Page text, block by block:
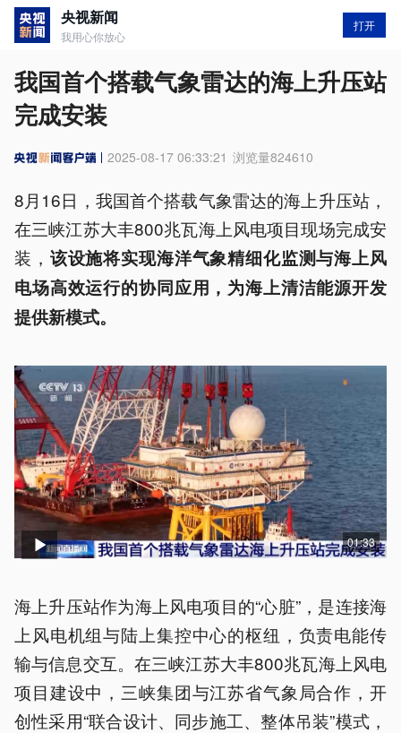
央视新闻
我用心你放心
打开
我国首个搭载气象雷达的海上升压站
完成安装
2025-08-17 06:33:21 浏览量824610
8月16日，我国首个搭载气象雷达的海上升压站，
在三峡江苏大丰800兆瓦海上风电项目现场完成安
装， 该设施将实现海洋气象精细化监测与海上风
电场高效运行的协同应用，为海上清洁能源开发
提供新模式。
01:33
海上升压站作为海上风电项目的“心脏”，是连接海
上风电机组与陆上集控中心的枢纽，负责电能传
输与信息交互。在三峡江苏大丰800兆瓦海上风电
项目建设中，三峡集团与江苏省气象局合作，开
创性采用“联合设计、同步施工、整体吊装”模式，